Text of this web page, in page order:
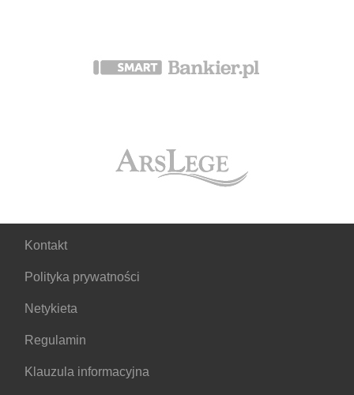
Kontakt
Polityka prywatności
Netykieta
Regulamin
Klauzula informacyjna